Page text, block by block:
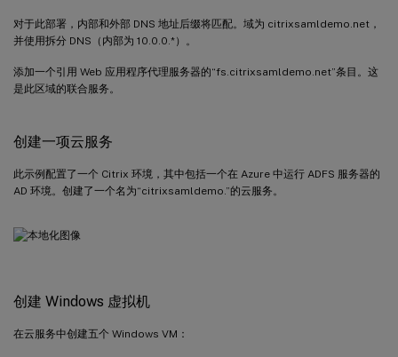
对于此部署，内部和外部 DNS 地址后缀将匹配。域为 citrixsamldemo.net，
并使用拆分 DNS（内部为 10.0.0.*）。
添加一个引用 Web 应用程序代理服务器的“fs.citrixsamldemo.net”条目。这
是此区域的联合服务。
创建一项云服务
此示例配置了一个 Citrix 环境，其中包括一个在 Azure 中运行 ADFS 服务器的
AD 环境。创建了一个名为“citrixsamldemo.”的云服务。
创建 Windows 虚拟机
在云服务中创建五个 Windows VM：